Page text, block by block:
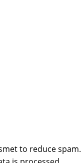
to reduce spam.